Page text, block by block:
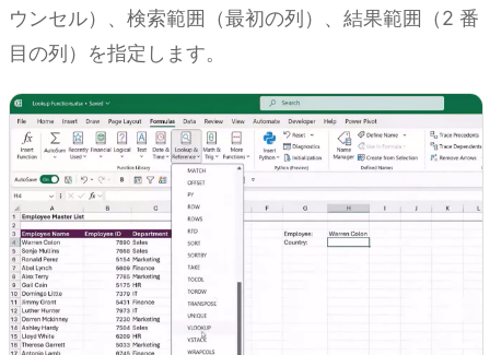
ウンセル）、検索範囲（最初の列）、結果範囲（2 番
目の列）を指定します。